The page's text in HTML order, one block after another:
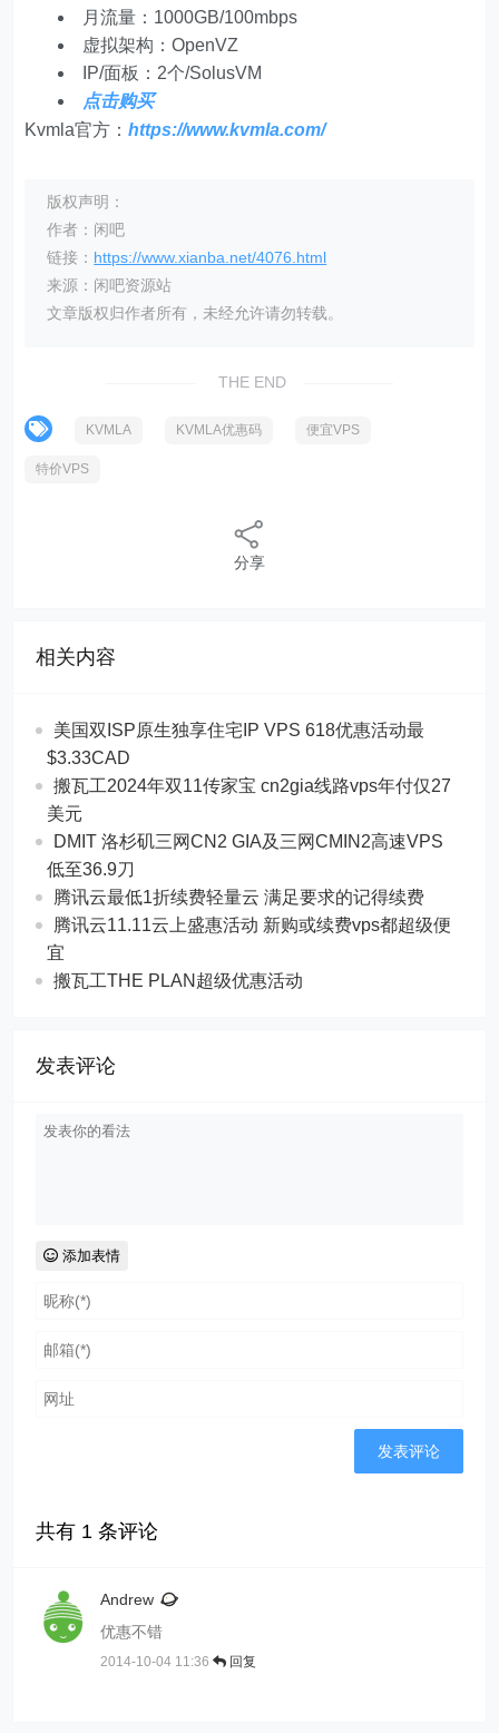
月流量：1000GB/100mbps
虚拟架构：OpenVZ
IP/面板：2个/SolusVM
点击购买
Kvmla官方：https://www.kvmla.com/
版权声明：
作者：闲吧
链接： https://www.xianba.net/4076.html
来源：闲吧资源站
文章版权归作者所有，未经允许请勿转载。
THE END
KVMLA KVMLA优惠码 便宜VPS
特价VPS
分享
相关内容
美国双ISP原生独享住宅IP VPS 618优惠活动最
$3.33CAD
搬瓦工2024年双11传家宝 cn2gia线路vps年付仅27
美元
DMIT 洛杉矶三网CN2 GIA及三网CMIN2高速VPS
低至36.9刀
腾讯云最低1折续费轻量云 满足要求的记得续费
腾讯云11.11云上盛惠活动 新购或续费vps都超级便
宜
搬瓦工THE PLAN超级优惠活动
发表评论
添加表情
共有 1 条评论
Andrew
优惠不错
2014-10-04 11:36 回复